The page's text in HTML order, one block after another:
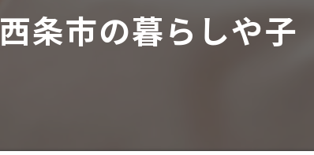
土地条市の暮らしや子